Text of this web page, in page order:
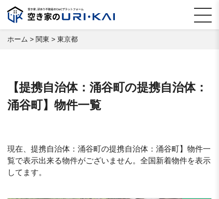
ホーム > 関東 > 東京都
【提携自治体：涌谷町の提携自治体：
涌谷町】物件一覧
現在、提携自治体：涌谷町の提携自治体：涌谷町】物件一
覧で表示出来る物件がございません。全国新着物件を表示
してます。